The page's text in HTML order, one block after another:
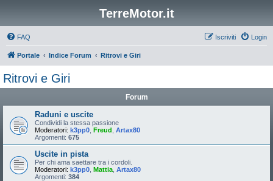
TerreMotor.it
FAQ Login
Iscriviti
Portale Indice Forum Ritrovi e Giri
Ritrovi e Giri
Forum
Raduni e uscite
Condividi la stessa passione
Moderatori: k3pp0 Freud Artax80
Argomenti: 675
Uscite in pista
Per chi ama saettare tra i cordoli.
Moderatori: k3pp0 Mattia Artax80
Argomenti: 384